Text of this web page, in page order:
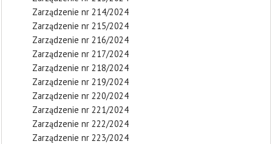
Zarządzenie nr 214/2024
Zarządzenie nr 215/2024
Zarządzenie nr 216/2024
Zarządzenie nr 217/2024
Zarządzenie nr 218/2024
Zarządzenie nr 219/2024
Zarządzenie nr 220/2024
Zarządzenie nr 221/2024
Zarządzenie nr 222/2024
Zarządzenie nr 223/2024